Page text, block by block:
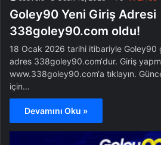
Goley90 Yeni Giriş Adresi
338goley90.com oldu!
18 Ocak 2026 tarihi itibariyle Goley90
adres 338goley90.com‘dur. Giriş
www.338goley90.com‘a tıklayın.
için…
Devamını Oku »